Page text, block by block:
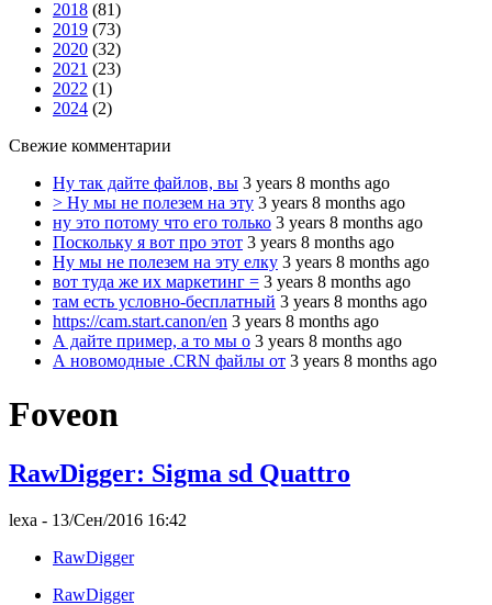
2018 (81)
2019 (73)
2020 (32)
2021 (23)
2022 (1)
2024 (2)
Свежие комментарии
Ну так дайте файлов, вы 3 years 8 months ago
> Ну мы не полезем на эту 3 years 8 months ago
ну это потому что его только 3 years 8 months ago
Поскольку я вот про этот 3 years 8 months ago
Ну мы не полезем на эту елку 3 years 8 months ago
вот туда же их маркетинг = 3 years 8 months ago
там есть условно-бесплатный 3 years 8 months ago
https://cam.start.canon/en 3 years 8 months ago
А дайте пример, а то мы о 3 years 8 months ago
А новомодные .CRN файлы от 3 years 8 months ago
Foveon
RawDigger: Sigma sd Quattro
lexa - 13/Сен/2016 16:42
RawDigger
RawDigger